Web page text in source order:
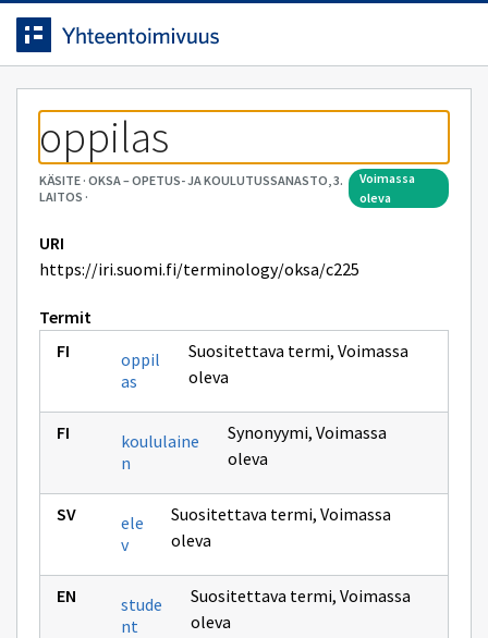
Siirrytty
sivulle
Siirry suoraan sisältöön.
oppilas
KÄSITE· OKSA – OPETUS- JA KOULUTUSSANASTO, 3.
LAITOS ·
voimassa
oleva
URI
https://iri.suomi.fi/terminology/oksa/c225
Termit
oppil
as
Suositettava termi, Voimassa
oleva
koululaine
n
Synonyymi,Voimassa
oleva
ele
v
Suositettava termi, Voimassa
oleva
stude
nt
Suositettava termi, Voimassa
oleva